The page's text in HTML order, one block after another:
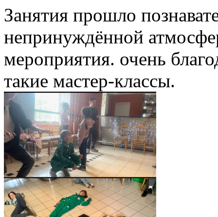
Занятия прошло
непринуждённой
мероприятия. очень
такие мастер-классы.